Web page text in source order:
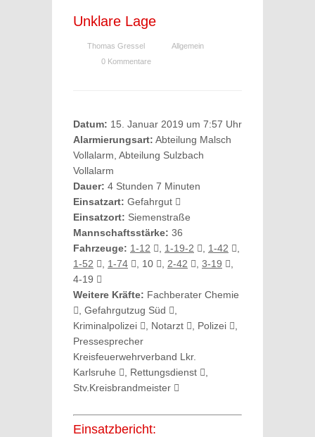
Unklare Lage
Thomas Gressel
Allgemein
0 Kommentare
Datum: 15. Januar 2019 um 7:57 Uhr
Alarmierungsart: Abteilung Malsch
Vollalarm, Abteilung Sulzbach
Vollalarm
Dauer: 4 Stunden 7 Minuten
Einsatzart: Gefahrgut
Einsatzort: Siemenstraße
Mannschaftsstärke: 36
Fahrzeuge: 1-12 1-19-2 1-42
1-52
1-74 , 10 2-42 3-19
4-19
Weitere Kräfte: Fachberater Chemie
, Gefahrgutzug Süd
Kriminalpolizei
, Notarzt , Polizei
Pressesprecher
Kreisfeuerwehrverband Lkr.
Karlsruhe
, Rettungsdienst
Stv.Kreisbrandmeister
Einsatzbericht: